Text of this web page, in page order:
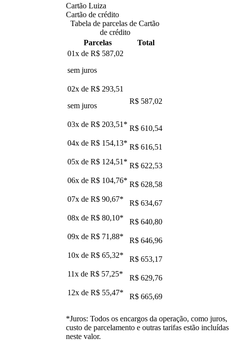
Cartão Luiza
Cartão de crédito
Tabela de parcelas de Cartão
de crédito
Parcelas
Total
01x de R$ 587,02
sem juros
02x de R$ 293,51
sem juros
R$ 587,02
03x de R$ 203,51 * R$ 610,54
04x de R$ 154,13* R$ 616,51
05x de R$ 124,51 * R$ 622,53
06x de R$ 104,76* R$ 628,58
07x de R$ 90,67*
R$ 634,67
08x de R$ 80,10*
R$ 640,80
09x de R$ 71,88*
R$ 646,96
10x de R$ 65,32*
R$ 653,17
11x de R$ 57,25*
R$ 629,76
12x de R$ 55,47* R$ 665,69
*Juros: Todos os encargos da operação, como juros,
custo de parcelamento e outras tarifas estão incluídas
neste valor.